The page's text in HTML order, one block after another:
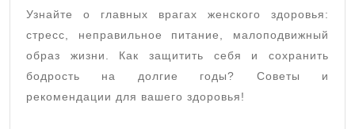
аспекты
Узнайте о главных врагах женского здоровья:
стресс, неправильное питание, малоподвижный
образ жизни. Как защитить себя и сохранить
бодрость на долгие годы? Советы и
рекомендации для вашего здоровья!